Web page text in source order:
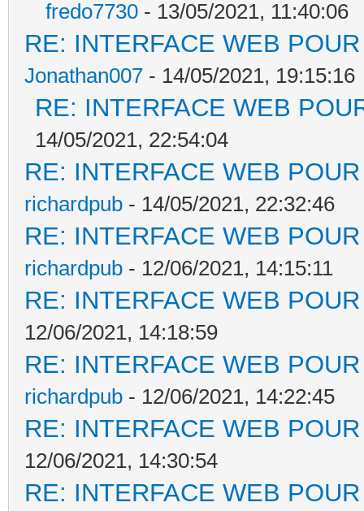
fredo7730 - 13/05/2021, 11:40:06
RE: INTERFACE WEB
Jonathan007 - 14/05/2021, 19:15:16
RE: INTERFACE WEB
14/05/2021, 22:54:04
RE: INTERFACE WEB
richardpub - 14/05/2021, 22:32:46
RE: INTERFACE WEB
richardpub - 12/06/2021, 14:15:11
RE: INTERFACE WEB
12/06/2021, 14:18:59
RE: INTERFACE WEB
richardpub - 12/06/2021, 14:22:45
RE: INTERFACE WEB
12/06/2021, 14:30:54
RE: INTERFACE WEB